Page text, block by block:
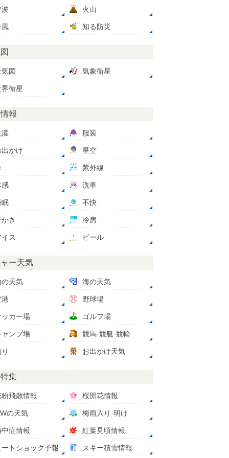
火山
風 知る防災
図 気象衛星
界衛星
報
服装
出かけ 星空
紫外線
感 洗車
眠 不快
き 冷房
ス ビール
ー天気
の天気 海の天気
港 野球場
ッカー場 ゴルフ場
ャンプ場 競馬·競艇·競輪
お出かけ天気
集
粉飛散情報 桜開花情報
の天気 梅雨入り·明け
中症情報 紅葉見頃情報
ートショック予報 スキー積雪情報